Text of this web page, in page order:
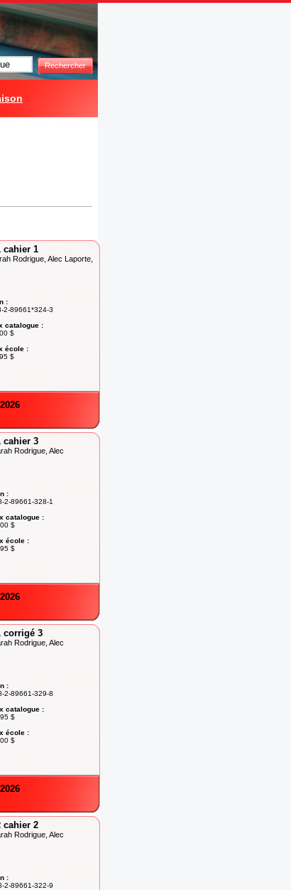
Rechercher
cahier 1
Rodrigue, Alec Laporte,
:
2-89661*324-3
catalogue :
$
école :
$
cahier 3
Rodrigue, Alec
:
2-89661-328-1
catalogue :
$
école :
$
corrigé 3
Rodrigue, Alec
:
2-89661-329-8
catalogue :
$
école :
$
cahier 2
Rodrigue, Alec
:
2-89661-322-9